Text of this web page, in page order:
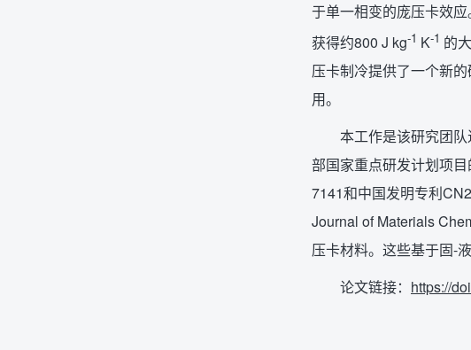
于单一相变的庞压卡效
获得约800 J kg-1 K-1 的
压卡制冷提供了一个新
用。
本工作是该研究团
部国家重点研发计划项
7141和中国发明专利
Journal of Materials
压卡材料。这些基于固-
论文链接： https://